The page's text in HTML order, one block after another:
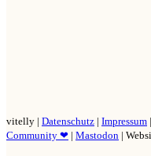
vitelly | Datenschutz | Impressum |
Community ❤ | Mastodon |